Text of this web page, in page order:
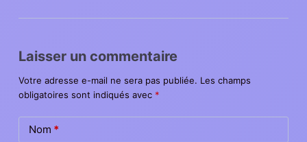
Laisser un commentaire
Votre adresse e-mail ne sera pas publiée. Les champs
obligatoires sont indiqués avec *
Nom *